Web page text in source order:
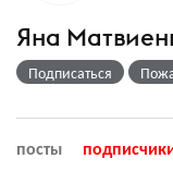
Яна
Подписаться
посты